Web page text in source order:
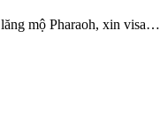
mộ Pharaoh, xin visa…